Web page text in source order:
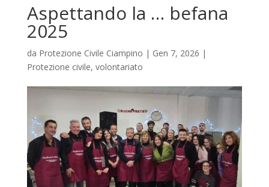
Aspettando la … befana
2025
da Protezione Civile Ciampino | Gen 7, 2026 |
Protezione civile, volontariato